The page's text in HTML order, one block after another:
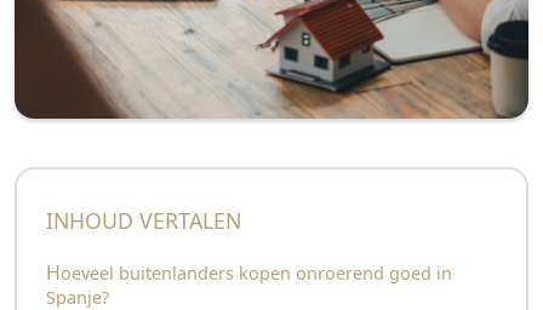
INHOUD VERTALEN
Hoeveel buitenlanders kopen onroerend goed in
Spanje?